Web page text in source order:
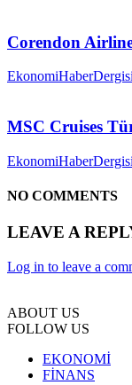
Corendon
EkonomiHaberDergisi
MSC Cruises
EkonomiHaberDergisi
NO COMMENTS
LEAVE A
Log in to leave a
ABOUT US
FOLLOW US
EKONOMİ
FİNANS